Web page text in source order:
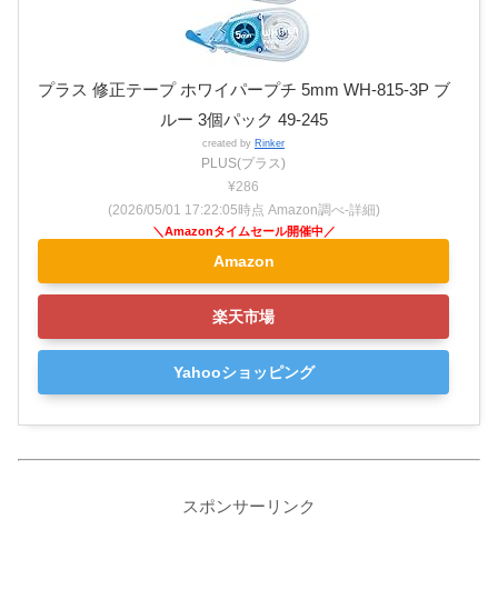
プラス 修正テープ ホワイパープチ 5mm WH-815-3P ブ
ルー 3個パック 49-245
created by Rinker
PLUS(プラス)
¥286
(2026/05/01 17:22:05時点 Amazon調べ-詳細)
Amazon
楽天市場
Yahooショッピング
スポンサーリンク